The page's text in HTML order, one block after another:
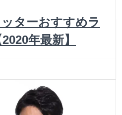
ターおすすめラ
年最新】